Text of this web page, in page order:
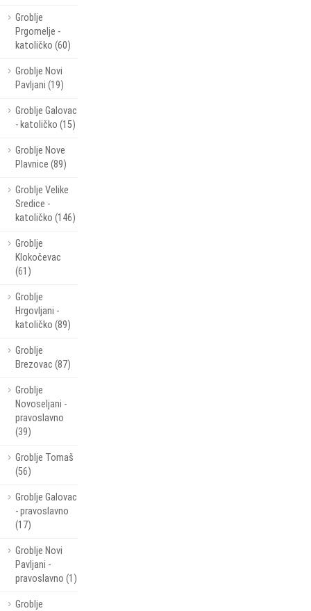
Groblje
Prgomelje -
katoličko (60)
Groblje Novi
Pavljani (19)
Groblje Galovac
- katoličko (15)
Groblje Nove
Plavnice (89)
Groblje Velike
Sredice -
katoličko (146)
Groblje
Klokočevac
(61)
Groblje
Hrgovljani -
katoličko (89)
Groblje
Brezovac (87)
Groblje
Novoseljani -
pravoslavno
(39)
Groblje Tomaš
(56)
Groblje Galovac
- pravoslavno
(17)
Groblje Novi
Pavljani -
pravoslavno (1)
Groblje